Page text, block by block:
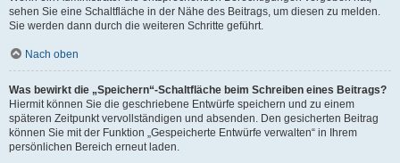
sehen Sie eine Schaltfläche in der Nähe des Beitrags, um diesen zu melden.
Sie werden dann durch die weiteren Schritte geführt.
Nach oben
Was bewirkt die „Speichern“-Schaltfläche beim Schreiben eines Beitrags?
Hiermit können Sie die geschriebene Entwürfe speichern und zu einem
späteren Zeitpunkt vervollständigen und absenden. Den gesicherten Beitrag
können Sie mit der Funktion „Gespeicherte Entwürfe verwalten“ in Ihrem
persönlichen Bereich erneut laden.